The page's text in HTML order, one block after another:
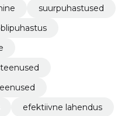
suurpuhastused
efektiivne lahendus